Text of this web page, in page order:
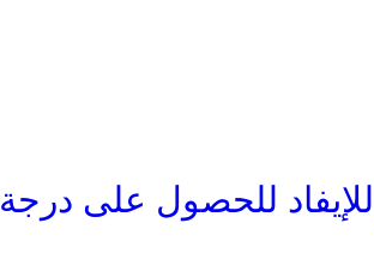
للحصول على درجة